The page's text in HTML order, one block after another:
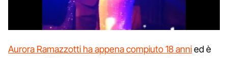
Aurora Ramazzotti ha appena compiuto 18 annied è